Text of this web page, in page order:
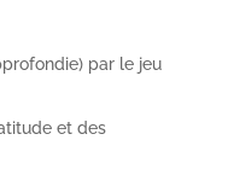
par le jeu
et des